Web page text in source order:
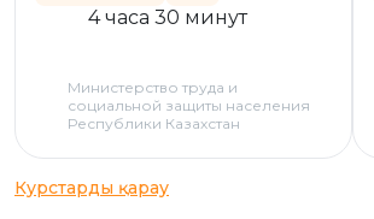
4 часа 30 минут
Министерство труда и
социальной защиты населения
Республики Казахстан
Курстарды қарау